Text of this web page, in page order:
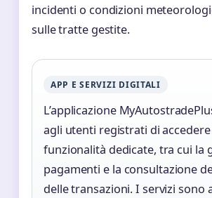
incidenti o condizioni
sulle tratte gestite.
APP E SERVIZI DIGITALI
L’applicazione
agli utenti registrati di accedere
funzionalità dedicate, tra cui la
pagamenti e la consultazione
delle transazioni. I servizi sono